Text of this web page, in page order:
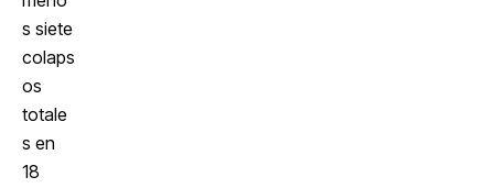
s siete
colaps
os
totale
s en
18